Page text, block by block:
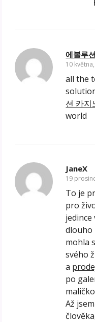
에볼루
10
all the
션 카지
world
JaneX
19
To je
pro
jedince
dlouho
mohla
svého
a
po
Až